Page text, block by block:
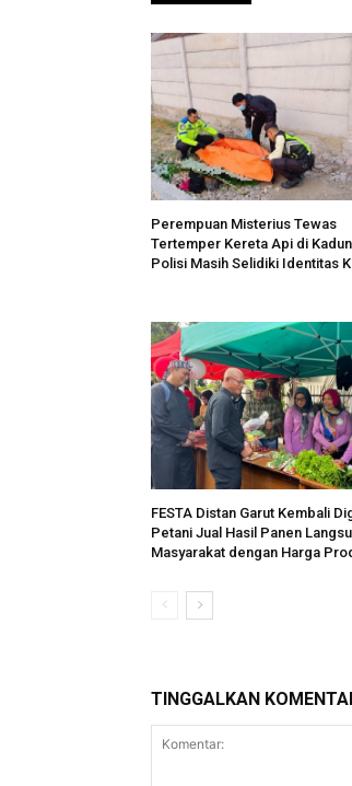
Perempuan Misterius Tewas
Tertemper Kereta Api di
Polisi Masih Selidiki Identitas
FESTA Distan Garut Kembali
Petani Jual Hasil Panen
Masyarakat dengan Harga
TINGGALKAN